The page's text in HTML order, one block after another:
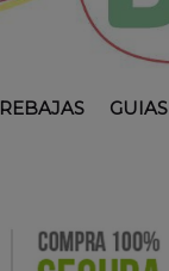
REBAJAS GUIAS